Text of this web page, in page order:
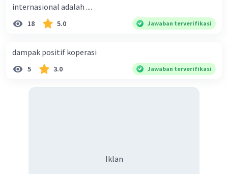
internasional adalah ....
18 5.0 Jawaban terverifikasi
dampak positif koperasi
5 3.0 Jawaban terverifikasi
Iklan